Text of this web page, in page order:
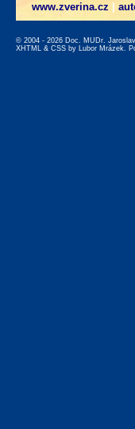
www.zverina.cz
© 2004 - 2026 Doc. MUDr.
XHTML & CSS by Lubor Mrázek.